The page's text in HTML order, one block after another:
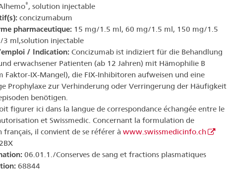
®, solution injectable
concizumabum
pharmaceutique: 15 mg/1.5 ml, 60 mg/1.5 ml, 150 mg/1.5
ml,solution injectable
/ Indication:Concizumab ist indiziert für die Behandlung
erwachsener Patienten (ab 12 Jahren) mit Hämophilie B
Faktor-IX-Mangel), die FIX-Inhibitoren aufweisen und eine
Prophylaxe zur Verhinderung oder Verringerung der Häufigkeit
benötigen.
figurer ici dans la langue de correspondance échangée entre le
et Swissmedic. Concernant la formulation de
français, il convient de se référer à www.swissmedicinfo.ch
06.01.1./Conserves de sang et fractions plasmatiques
68844